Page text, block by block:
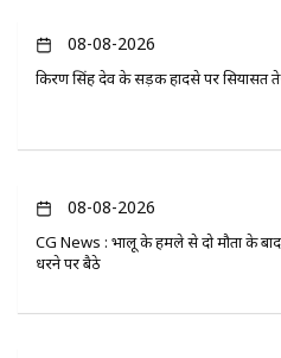
08-08-2026
किरण सिंह देव के सड़क हादसे पर सियासत
08-08-2026
CG News : भालू के हमले से दो मौतों के बाद
धरने पर बैठे